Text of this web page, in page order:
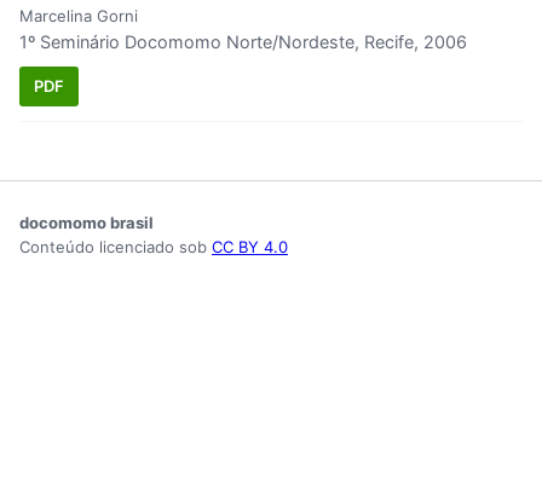
Marcelina Gorni
1º Seminário Docomomo Norte/Nordeste, Recife, 2006
PDF
docomomo brasil
Conteúdo licenciado sob CC BY 4.0